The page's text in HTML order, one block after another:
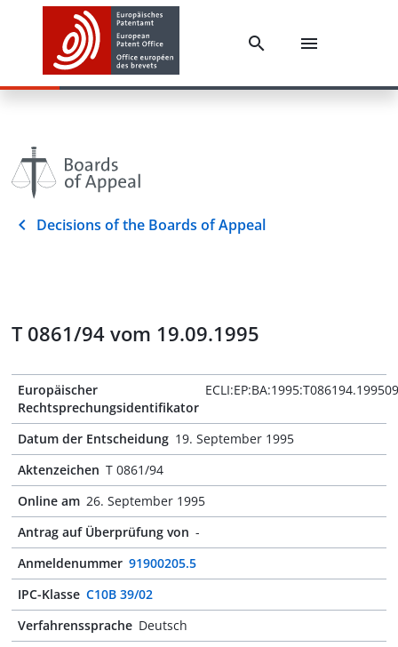
Decisions of the Boards of Appeal
T 0861/94 vom 19.09.1995
Europäischer
Rechtsprechungsidentifikator
Datum der Entscheidung 19. September 1995
Aktenzeichen T 0861/94
Online am 26. September 1995
Antrag auf Überprüfung von -
Anmeldenummer 91900205.5
IPC-Klasse C10B 39/02
Verfahrenssprache Deutsch